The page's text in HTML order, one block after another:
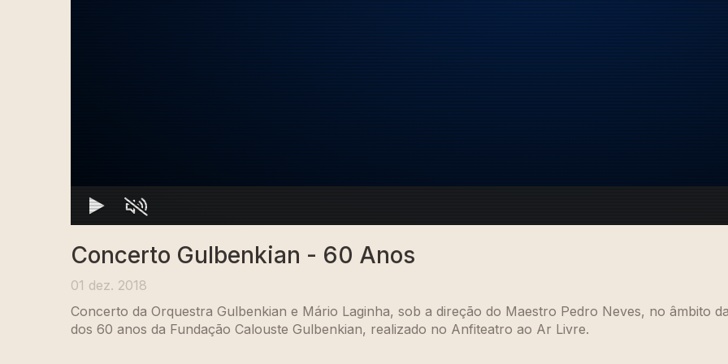
Concerto Gulbenkian - 60 Anos
01 dez. 2018
Concerto da Orquestra Gulbenkian e Mário Laginha, sob a direção do Maestro Pedro Neves, no âmbito
dos 60 anos da Fundação Calouste Gulbenkian, realizado no Anfiteatro ao Ar Livre.